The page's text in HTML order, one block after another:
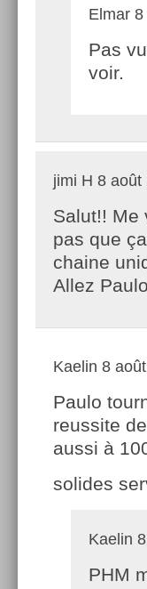
Elmar 8
Pas
voir.
jimi H 8 août
Salut!! Me
pas que
chaine
Allez
Kaelin 8
Paulo
reussite
aussi à
solides
Kaelin
PHM